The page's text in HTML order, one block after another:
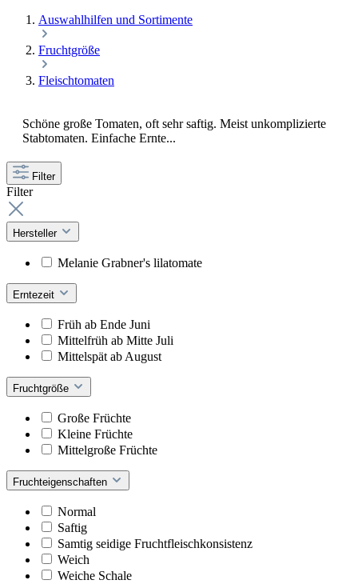
Auswahlhilfen und Sortimente
Fruchtgröße
Fleischtomaten
Schöne große Tomaten, oft sehr saftig. Meist unkomplizierte
Stabtomaten. Einfache Ernte...
Filter
Filter
Hersteller
Melanie Grabner's lilatomate
Erntezeit
Früh ab Ende Juni
Mittelfrüh ab Mitte Juli
Mittelspät ab August
Fruchtgröße
Große Früchte
Kleine Früchte
Mittelgroße Früchte
Fruchteigenschaften
Normal
Saftig
Samtig seidige Fruchtfleischkonsistenz
Weich
Weiche Schale